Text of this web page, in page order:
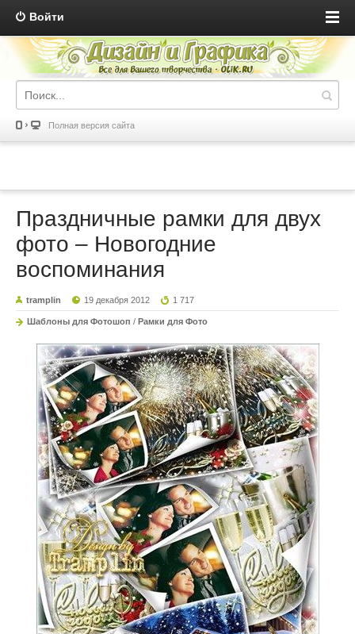
Войти
Полная версия сайта
Праздничные рамки для двух
фото – Новогодние
воспоминания
tramplin 19 декабря 2012 1 717
Шаблоны для Фотошоп / Рамки для Фото